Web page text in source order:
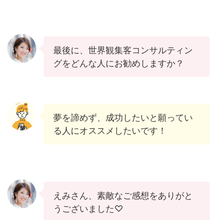
最後に、世界観集客コンサルティン
グをどんな人にお勧めしますか？
夢を諦めず、成功したいと願ってい
る人にオススメしたいです！
えみさん、素敵なご感想をありがと
うございました♡